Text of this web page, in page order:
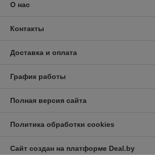
О нас
Контакты
Доставка и оплата
График работы
Полная версия сайта
Политика обработки cookies
Сайт создан на платформе Deal.by